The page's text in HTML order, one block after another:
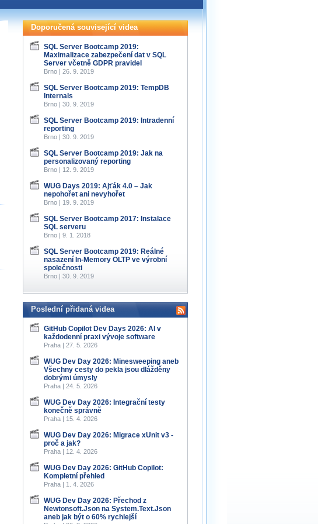
Doporučená související videa
SQL Server Bootcamp 2019:
Maximalizace zabezpečení dat v SQL
Server včetně GDPR pravidel
Brno | 26. 9. 2019
SQL Server Bootcamp 2019: TempDB
Internals
Brno | 30. 9. 2019
SQL Server Bootcamp 2019: Intradenní
reporting
Brno | 30. 9. 2019
SQL Server Bootcamp 2019: Jak na
personalizovaný reporting
Brno | 12. 9. 2019
WUG Days 2019: Ajťák 4.0 – Jak
nepohořet ani nevyhořet
Brno | 19. 9. 2019
SQL Server Bootcamp 2017: Instalace
SQL serveru
Brno | 9. 1. 2018
SQL Server Bootcamp 2019: Reálné
nasazení In-Memory OLTP ve výrobní
společnosti
Brno | 30. 9. 2019
Poslední přidaná videa
GitHub Copilot Dev Days 2026: AI v
každodenní praxi vývoje software
Praha | 27. 5. 2026
WUG Dev Day 2026: Minesweeping aneb
Všechny cesty do pekla jsou dlážděny
dobrými úmysly
Praha | 24. 5. 2026
WUG Dev Day 2026: Integrační testy
konečně správně
Praha | 15. 4. 2026
WUG Dev Day 2026: Migrace xUnit v3 -
proč a jak?
Praha | 12. 4. 2026
WUG Dev Day 2026: GitHub Copilot:
Kompletní přehled
Praha | 1. 4. 2026
WUG Dev Day 2026: Přechod z
Newtonsoft.Json na System.Text.Json
aneb jak být o 60% rychlejší